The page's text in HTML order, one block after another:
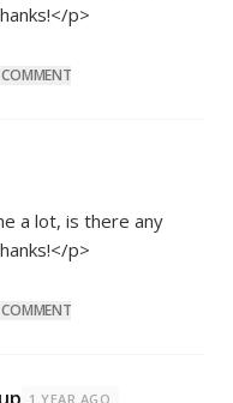
p>
COMMENT
a lot, is there any
p>
COMMENT
1 YEAR AGO